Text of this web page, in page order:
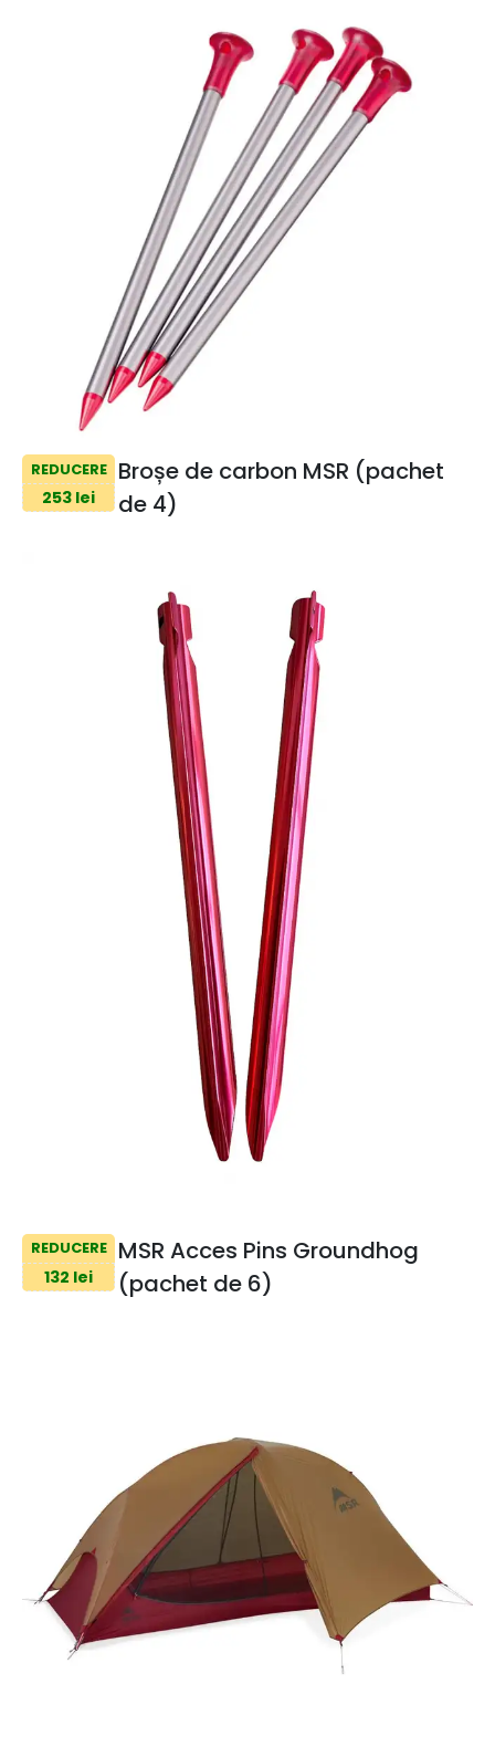
REDUCERE
253 lei
Broșe de carbon MSR (pachet
de 4)
REDUCERE
132 lei
MSR Acces Pins Groundhog
(pachet de 6)